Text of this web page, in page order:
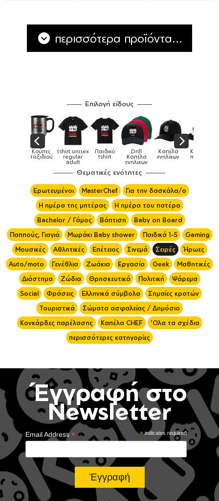
περισσότερα προϊόντα...
Επιλογή είδους
Παιδικό
tshirt
Drill
Καπέλα
ενηλίκων
Καπέλα
ενηλίκων
Καπέλα
παιδικά Κούπες Κούπες
ειδικές
Θεματικές ενότητες
Ερωτευμένοι MasterChef
Για την δασκάλα/ο
Η ημέρα της μητέρας
Η ημέρα του πατέρα
Bachelor / Γάμος
Βάπτιση
Baby on Board
Παππούς, Γιαγιά
Μωράκι Baby shower Παιδικά 1-5
Gaming
Μουσικές
Αθλητικές Επέτειος Σινεμά Σειρές
Ήρωες
Auto/moto
Γενέθλια Ζωάκια Εργασία Geek
Μαθητικές
Διάστημα
Ζώδια Θρησκευτικά Πολιτική
Ψάρεμα
Social
Φράσεις Ελληνικά σύμβολα
Σημαίες κρατών
Τουριστικά
Σώματα ασφαλείας / Δημόσιο
Κονκάρδες παρέλασης
Καπέλα CHEF
'Ολα τα σχέδια
περισσότερες κατηγορίες
Έγγραφή στο
Newsletter
*indicates required
Email Address*